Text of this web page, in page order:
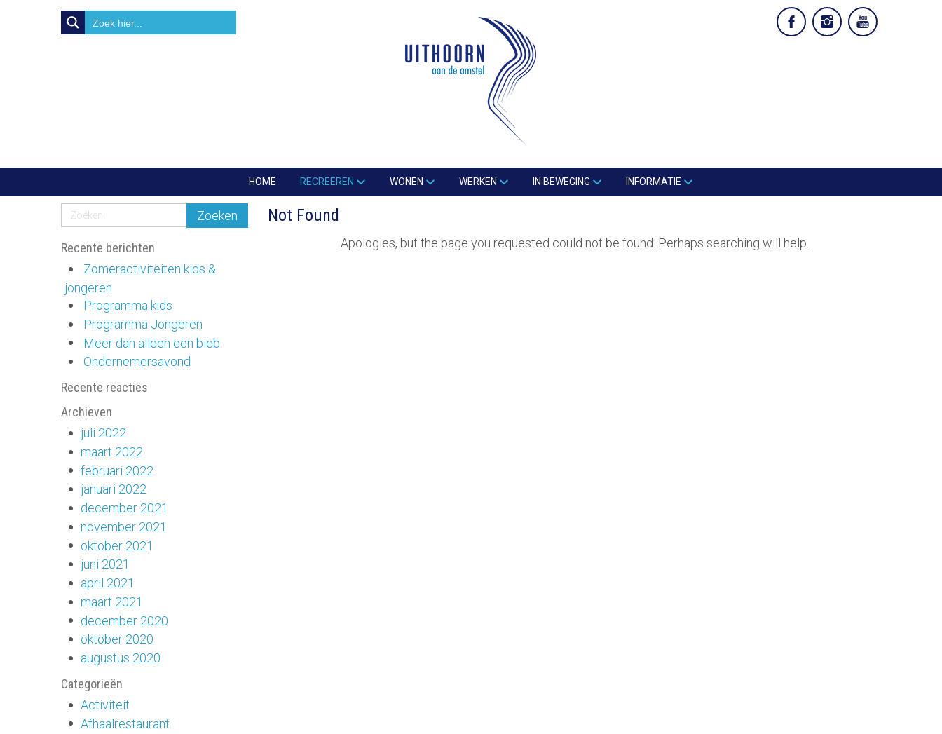
HOME RECREËREN WONEN WERKEN IN BEWEGING INFORMATIE
Recente berichten
Zomeractiviteiten kids &
jongeren
Programma kids
Programma Jongeren
Meer dan alleen een bieb
Ondernemersavond
Recente reacties
Archieven
juli 2022
maart 2022
februari 2022
januari 2022
december 2021
november 2021
oktober 2021
juni 2021
april 2021
maart 2021
december 2020
oktober 2020
augustus 2020
Categorieën
Activiteit
Afhaalrestaurant
Not Found
Apologies, but the page you requested could not be found. Perhaps searching will help.